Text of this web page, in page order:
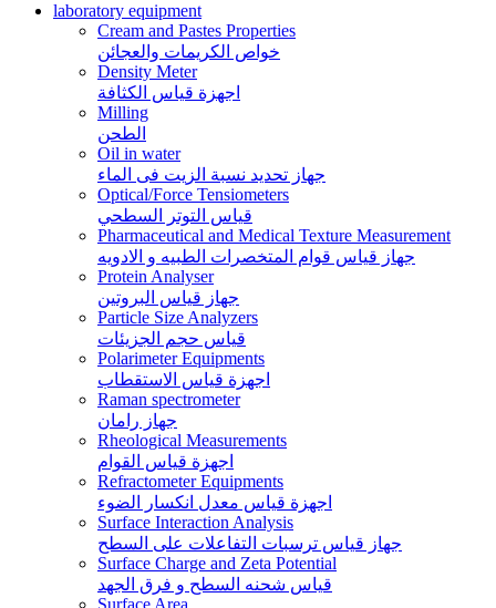
laboratory equipment
Cream and Pastes Properties
خواص الكريمات والعجائن
Density Meter
اجهزة قياس الكثافة
Milling
الطحن
Oil in water
جهاز تحديد نسبة الزيت فى الماء
Optical/Force Tensiometers
قياس التوتر السطحي
Pharmaceutical and Medical Texture Measurement
جهاز قياس قوام المتخصرات الطبيه و الادويه
Protein Analyser
جهاز قياس البروتين
Particle Size Analyzers
قياس حجم الجزيئات
Polarimeter Equipments
اجهزة قياس الاستقطاب
Raman spectrometer
جهاز رامان
Rheological Measurements
اجهزة قياس القوام
Refractometer Equipments
اجهزة قياس معدل انكسار الضوء
Surface Interaction Analysis
جهاز قياس ترسبات التفاعلات على السطح
Surface Charge and Zeta Potential
قياس شحنه السطح و فرق الجهد